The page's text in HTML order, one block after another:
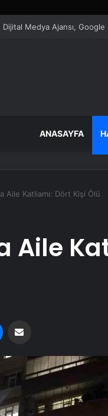
? Uetds.com İle Akıllı
ANASAYFA
Aile Katliamı: Dört Kişi Ölü
Aile